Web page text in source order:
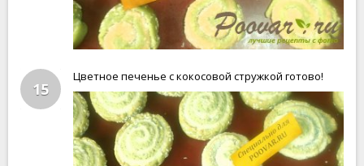
15
Цветное печенье с кокосовой стружкой готово!